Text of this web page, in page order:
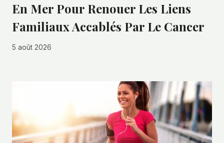
En Mer Pour Renouer Les Liens
Familiaux Accablés Par Le Cancer
5 août 2026